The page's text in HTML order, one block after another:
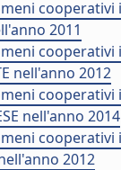
2011
nell'anno 2012
nell'anno 2014
2012